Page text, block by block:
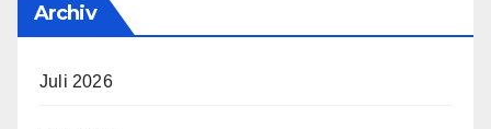
Archiv
Juli 2026